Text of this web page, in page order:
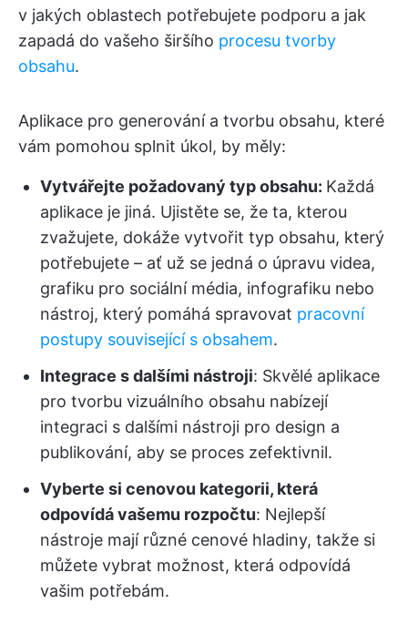
v jakých oblastech potřebujete podporu a jak
zapadá do vašeho širšího procesu tvorby
obsahu.
Aplikace pro generování a tvorbu obsahu, které
vám pomohou splnit úkol, by měly:
Vytvářejte požadovaný typ obsahu: Každá
aplikace je jiná. Ujistěte se, že ta, kterou
zvažujete, dokáže vytvořit typ obsahu, který
potřebujete – ať už se jedná o úpravu videa,
grafiku pro sociální média, infografiku nebo
nástroj, který pomáhá spravovat pracovní
postupy související s obsahem.
Integrace s dalšími nástroji: Skvělé aplikace
pro tvorbu vizuálního obsahu nabízejí
integraci s dalšími nástroji pro design a
publikování, aby se proces zefektivnil.
Vyberte si cenovou kategorii, která
odpovídá vašemu rozpočtu: Nejlepší
nástroje mají různé cenové hladiny, takže si
můžete vybrat možnost, která odpovídá
vašim potřebám.